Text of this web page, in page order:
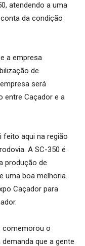
atendendo a uma
da condição
a empresa
de
será
entre Caçador e a
feito aqui na região
A SC-350 é
produção de
uma boa melhoria.
Caçador para
comemorou o
que a gente